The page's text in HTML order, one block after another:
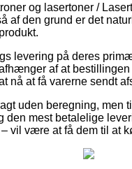
og lasertoner /
af den grund er det
levering på deres
af at
nå at få varerne sendt
uden beregning,
den mest betalelige
vil være at få dem til at